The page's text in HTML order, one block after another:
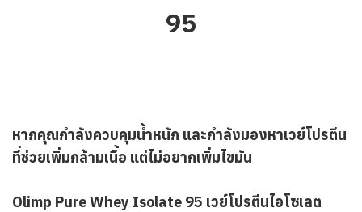
95
หากคุณกำลังควบคุมน้ำหนัก และกำลังมองหาเวย์โปรตีน
ที่ช่วยเพิ่มกล้ามเนื้อ แต่ไม่อยากเพิ่มไขมัน
Olimp Pure Whey Isolate 95 เวย์โปรตีนไอโซเลต